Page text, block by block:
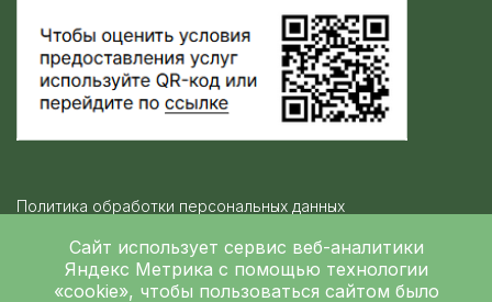
Сайт использует сервис веб-аналитики
Яндекс Метрика с помощью технологии
«cookie», чтобы пользоваться сайтом было
Политика обработки персональных данных